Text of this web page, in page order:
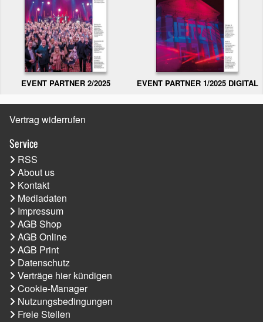
EVENT PARTNER 2/2025 EVENT PARTNER 1/2025 DIGITAL
Vertrag widerrufen
Service
RSS
About us
Kontakt
Mediadaten
Impressum
AGB Shop
AGB Online
AGB Print
Datenschutz
Verträge hier kündigen
Cookie-Manager
Nutzungsbedingungen
Freie Stellen